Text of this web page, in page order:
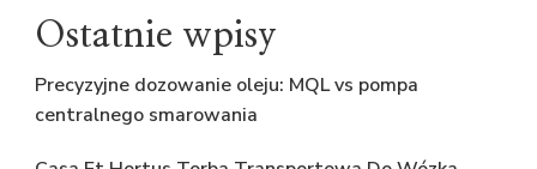
Ostatnie wpisy
Precyzyjne dozowanie oleju: MQL vs pompa
centralnego smarowania